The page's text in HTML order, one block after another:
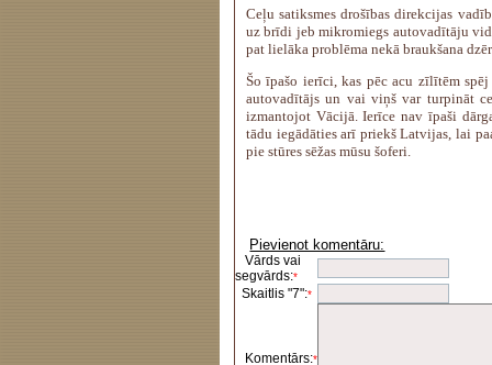
Ceļu satiksmes drošības direkcijas
uz brīdi jeb mikromiegs autovadītāju
pat lielāka problēma nekā braukšana
Šo īpašo ierīci, kas pēc acu zīlītēm
autovadītājs un vai viņš var turpināt
izmantojot Vācijā. Ierīce nav īpaši
tādu iegādāties arī priekš Latvijas, lai
pie stūres sēžas mūsu šoferi.
Pievienot komentāru:
Vārds vai
segvārds:*
Skaitlis "7":*
Komentārs:*